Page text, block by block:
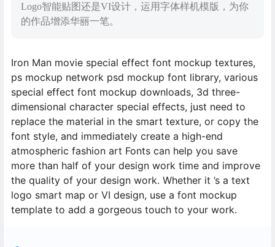
Logo智能贴图还是VI设计，运用字体样机模版，为你
的作品增添华丽一笔。
Iron Man movie special effect font mockup textures,
ps mockup network psd mockup font library, various
special effect font mockup downloads, 3d three-
dimensional character special effects, just need to
replace the material in the smart texture, or copy the
font style, and immediately create a high-end
atmospheric fashion art Fonts can help you save
more than half of your design work time and improve
the quality of your design work. Whether it ’s a text
logo smart map or VI design, use a font mockup
template to add a gorgeous touch to your work.